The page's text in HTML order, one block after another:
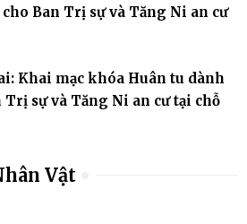
Ban Trị sự và Tăng Ni an cư
Khai mạc khóa Huân tu dành
Trị sự và Tăng Ni an cư tại chỗ
Vật